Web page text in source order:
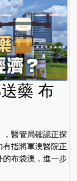
藥 布
醫管局確認正探
指將軍澳醫院正
的布袋澳，進一步